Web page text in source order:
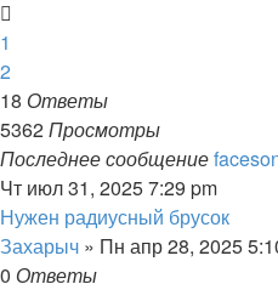
1
2
18 Ответы
5362Просмотры
Последнее сообщение
Чт июл 31, 2025 7:29 pm
Нужен радиусный брусок
Захарыч » Пн апр 28, 2025
0 Ответы